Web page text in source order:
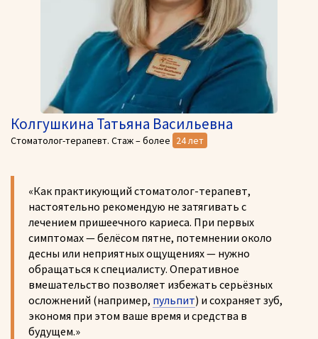
Колгушкина Татьяна Васильевна
Стоматолог-терапевт. Стаж – более 24 лет
«Как практикующий стоматолог-терапевт,
настоятельно рекомендую не затягивать с
лечением пришеечного кариеса. При первых
симптомах — белёсом пятне, потемнении около
десны или неприятных ощущениях — нужно
обращаться к специалисту. Оперативное
вмешательство позволяет избежать серьёзных
осложнений (например, пульпит) и сохраняет зуб,
экономя при этом ваше время и средства в
будущем.»